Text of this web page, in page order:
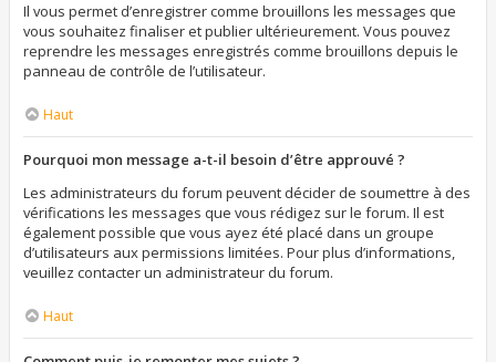
Il vous permet d’enregistrer comme brouillons les messages que
vous souhaitez finaliser et publier ultérieurement. Vous pouvez
reprendre les messages enregistrés comme brouillons depuis le
panneau de contrôle de l’utilisateur.
Haut
Pourquoi mon message a-t-il besoin d’être approuvé ?
Les administrateurs du forum peuvent décider de soumettre à des
vérifications les messages que vous rédigez sur le forum. Il est
également possible que vous ayez été placé dans un groupe
d’utilisateurs aux permissions limitées. Pour plus d’informations,
veuillez contacter un administrateur du forum.
Haut